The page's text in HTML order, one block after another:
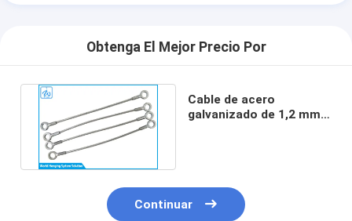
Obtenga El Mejor Precio Por
Cable de acero
galvanizado de 1,2 mm
Continuar